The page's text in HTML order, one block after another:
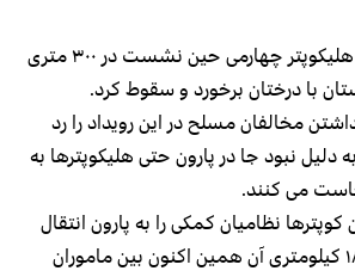
آقای بدر می گوید که هلیکوپتر چهارمی حین نشست در ۳۰۰ متری
با درختان برخورد و سقوط کرد.
مخالفان مسلح در این رویداد را رد
دلیل نبود جا در پارون حتی هلیکوپترها به
می کنند.
نظامیان کمکی را به پارون انتقال
می دادند جاییکه در ۱۸ کیلومتری آن همین اکنون بین ماموران